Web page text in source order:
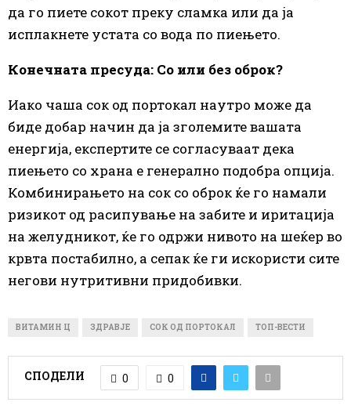
да го пиете сокот преку сламка или да ја
исплакнете устата со вода по пиењето.
Конечната пресуда: Со или без оброк?
Иако чаша сок од портокал наутро може да
биде добар начин да ја зголемите вашата
енергија, експертите се согласуваат дека
пиењето со храна е генерално подобра опција.
Комбинирањето на сок со оброк ќе го намали
ризикот од расипување на забите и иритација
на желудникот, ќе го одржи нивото на шеќер во
крвта постабилно, а сепак ќе ги искористи сите
негови нутритивни придобивки.
ВИТАМИН Ц ЗДРАВЈЕ СОК ОД ПОРТОКАЛ ТОП-ВЕСТИ
СПОДЕЛИ 0 0